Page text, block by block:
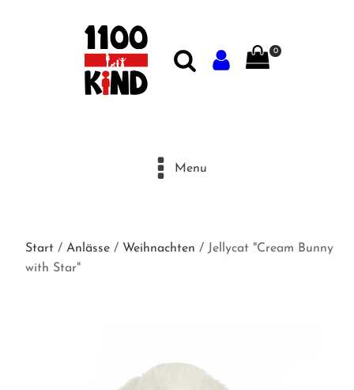
0
Menu
Start / Anlässe / Weihnachten / Jellycat "Cream Bunny
with Star"